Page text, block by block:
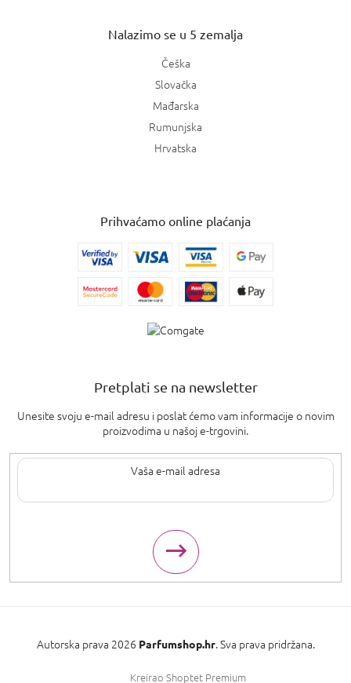
Nalazimo se u 5 zemalja
Češka
Slovačka
Mađarska
Rumunjska
Hrvatska
Prihvaćamo online plaćanja
Pretplati se na newsletter
Unesite svoju e-mail adresu i poslat ćemo vam informacije o novim
proizvodima u našoj e-trgovini.
Kreirao Shoptet Premium
Autorska prava 2026 Parfumshop.hr. Sva prava pridržana.